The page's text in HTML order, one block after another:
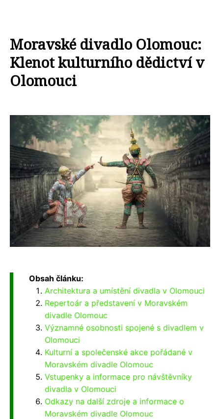
Moravské divadlo Olomouc:
Klenot kulturního dědictví v
Olomouci
Obsah článku:
Architektura a umístění divadla v Olomouci
Repertoár a představení v Moravském
divadle Olomouc
Významné osobnosti spojené s divadlem v
Olomouci
Kulturní a společenské akce pořádané v
Moravském divadle Olomouc
Vstupenky a informace pro návštěvníky
divadla v Olomouci
Odkazy na další zdroje a informace o
Moravském divadle Olomouc